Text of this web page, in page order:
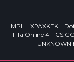
MPL XPAXKEK
Fifa Online 4
CS:GO
UNKNOWN